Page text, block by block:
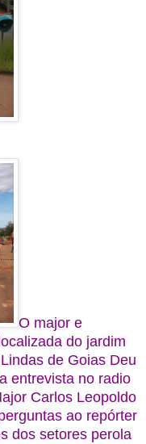
O major e
do jardim
de Goias Deu
entrevista no radio
Carlos Leopoldo
ao repórter
dos setores perola